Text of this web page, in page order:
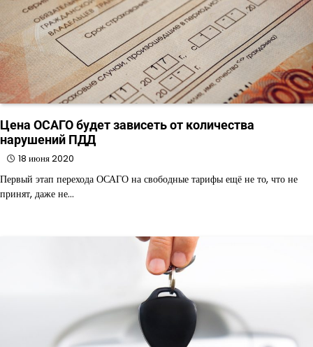
Цена ОСАГО будет зависеть от количества
нарушений ПДД
18 июня 2020
Первый этап перехода ОСАГО на свободные тарифы ещё не то, что не
принят, даже не…